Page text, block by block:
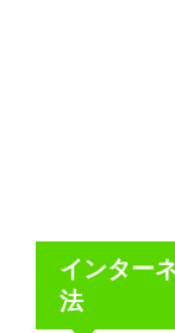
インター
法